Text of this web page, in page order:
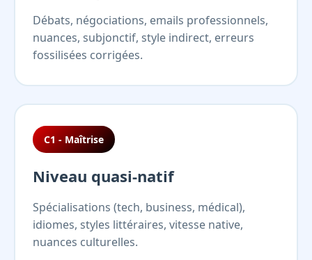
Débats, négociations, emails professionnels,
nuances, subjonctif, style indirect, erreurs
fossilisées corrigées.
C1 - Maîtrise
Niveau quasi-natif
Spécialisations (tech, business, médical),
idiomes, styles littéraires, vitesse native,
nuances culturelles.